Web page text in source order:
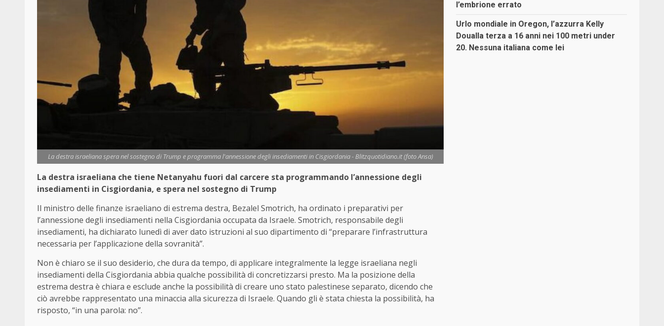
La destra israeliana spera nel sostegno di Trump e programma l'annessione degli insediamenti in Cisgiordania - Blitzquotidiano.it (foto Ansa)
La destra israeliana che tiene Netanyahu fuori dal carcere sta programmando l’annessione degli
insediamenti in Cisgiordania, e spera nel sostegno di Trump
Il ministro delle finanze israeliano di estrema destra, Bezalel Smotrich, ha ordinato i preparativi per
l’annessione degli insediamenti nella Cisgiordania occupata da Israele. Smotrich, responsabile degli
insediamenti, ha dichiarato lunedì di aver dato istruzioni al suo dipartimento di “preparare l’infrastruttura
necessaria per l’applicazione della sovranità”.
Non è chiaro se il suo desiderio, che dura da tempo, di applicare integralmente la legge israeliana negli
insediamenti della Cisgiordania abbia qualche possibilità di concretizzarsi presto. Ma la posizione della
estrema destra è chiara e esclude anche la possibilità di creare uno stato palestinese separato, dicendo che
ciò avrebbe rappresentato una minaccia alla sicurezza di Israele. Quando gli è stata chiesta la possibilità, ha
risposto, “in una parola: no”.
l’embrione errato
Urlo mondiale in Oregon, l’azzurra Kelly
Doualla terza a 16 anni nei 100 metri under
20. Nessuna italiana come lei